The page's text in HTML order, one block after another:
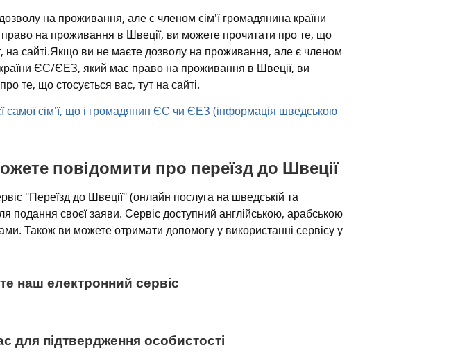
на проживання, але є членом сім'ї громадянина країни
на проживання в Швеції, ви можете прочитати про те, що
на сайті.Якщо ви не маєте дозволу на проживання, але є членом
ЄС/ЄЕЗ, який має право на проживання в Швеції, ви
те, що стосується вас, тут на сайті.
самої сім'ї, що і громадянин ЄС чи ЄЕЗ (інформація шведською
повідомити про переїзд до Швеції
"Переїзд до Швеції" (онлайн послуга на шведській та
подання своєї заяви. Сервіс доступний англійською, арабською
Також ви можете отримати допомогу у використанні сервісу у
наш електронний сервіс
для підтвердження особистості